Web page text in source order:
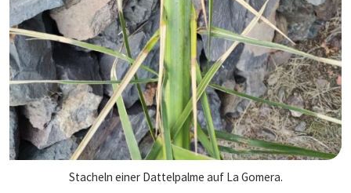
Stacheln einer Dattelpalme auf La Gomera.